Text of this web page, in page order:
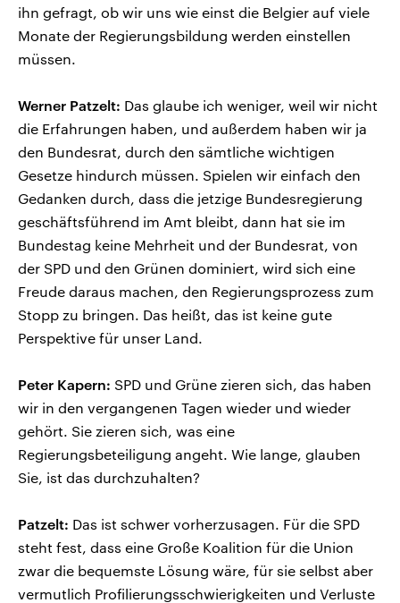
ihn gefragt, ob wir uns wie einst die Belgier auf viele
Monate der Regierungsbildung werden einstellen
müssen.
Werner Patzelt: Das glaube ich weniger, weil wir nicht
die Erfahrungen haben, und außerdem haben wir ja
den Bundesrat, durch den sämtliche wichtigen
Gesetze hindurch müssen. Spielen wir einfach den
Gedanken durch, dass die jetzige Bundesregierung
geschäftsführend im Amt bleibt, dann hat sie im
Bundestag keine Mehrheit und der Bundesrat, von
der SPD und den Grünen dominiert, wird sich eine
Freude daraus machen, den Regierungsprozess zum
Stopp zu bringen. Das heißt, das ist keine gute
Perspektive für unser Land.
Peter Kapern: SPD und Grüne zieren sich, das haben
wir in den vergangenen Tagen wieder und wieder
gehört. Sie zieren sich, was eine
Regierungsbeteiligung angeht. Wie lange, glauben
Sie, ist das durchzuhalten?
Patzelt: Das ist schwer vorherzusagen. Für die SPD
steht fest, dass eine Große Koalition für die Union
zwar die bequemste Lösung wäre, für sie selbst aber
vermutlich Profilierungsschwierigkeiten und Verluste